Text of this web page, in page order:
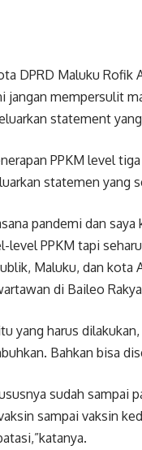
DPRD Maluku Rofik
jangan mempersulit
statement
PPKM level
statemen yang
pandemi dan
level PPKM tapi
Maluku, dan
di Baileo
yang harus
Bahkan bisa
sudah sampai
sampai vaksin